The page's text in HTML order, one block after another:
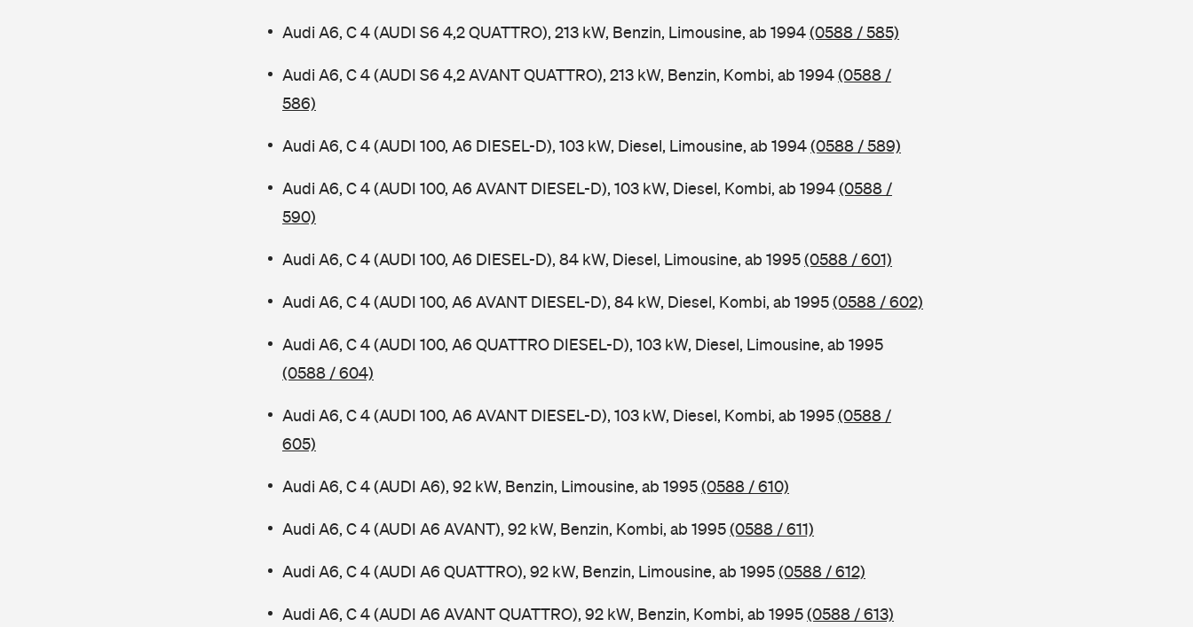
Audi A6, C 4 (AUDI S6 4,2 QUATTRO), 213 kW, Benzin, Limousine, ab 1994(0588 / 585)
Audi A6, C 4 (AUDI S6 4,2 AVANT QUATTRO), 213 kW, Benzin, Kombi, ab 1994(0588 /
586)
Audi A6, C 4 (AUDI 100, A6 DIESEL-D), 103 kW, Diesel, Limousine, ab 1994(0588 / 589)
Audi A6, C 4 (AUDI 100, A6 AVANT DIESEL-D), 103 kW, Diesel, Kombi, ab 1994(0588 /
590)
Audi A6, C 4 (AUDI 100, A6 DIESEL-D), 84 kW, Diesel, Limousine, ab 1995(0588 / 601)
Audi A6, C 4 (AUDI 100, A6 AVANT DIESEL-D), 84 kW, Diesel, Kombi, ab 1995(0588 / 602)
Audi A6, C 4 (AUDI 100, A6 QUATTRO DIESEL-D), 103 kW, Diesel, Limousine, ab 1995
(0588 / 604)
Audi A6, C 4 (AUDI 100, A6 AVANT DIESEL-D), 103 kW, Diesel, Kombi, ab 1995(0588 /
605)
Audi A6, C 4 (AUDI A6), 92 kW, Benzin, Limousine, ab 1995(0588 / 610)
Audi A6, C 4 (AUDI A6 AVANT), 92 kW, Benzin, Kombi, ab 1995(0588 / 611)
Audi A6, C 4 (AUDI A6 QUATTRO), 92 kW, Benzin, Limousine, ab 1995(0588 / 612)
Audi A6, C 4 (AUDI A6 AVANT QUATTRO), 92 kW, Benzin, Kombi, ab 1995(0588 / 613)